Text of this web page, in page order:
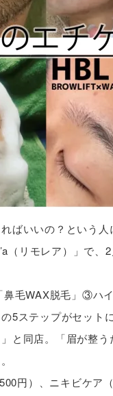
いいの？という人
リモレア）」で、
毛WAX脱毛」③ハ
ステップがセット
と同店。「眉が整
円）、ニキビケア